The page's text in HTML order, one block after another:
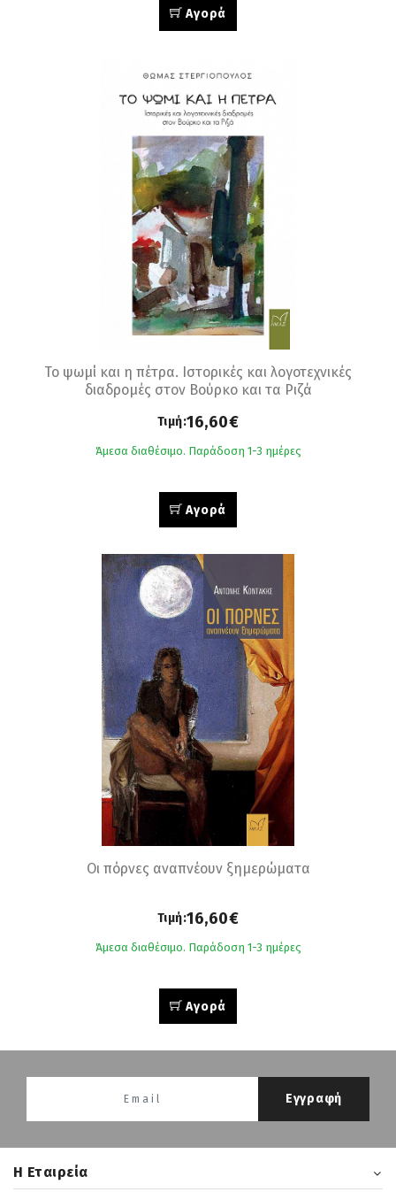
Αγορά
Το ψωμί και η πέτρα. Ιστορικές και λογοτεχνικές
διαδρομές στον Βούρκο και τα Ριζά
Τιμή:16,60€
Άμεσα διαθέσιμο. Παράδοση 1-3 ημέρες
Αγορά
Οι πόρνες αναπνέουν ξηµερώµατα
Τιμή:16,60€
Άμεσα διαθέσιμο. Παράδοση 1-3 ημέρες
Αγορά
H Εταιρεία
Εγγραφή